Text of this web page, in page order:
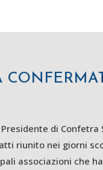
di
riunito nei giorni
associazioni che